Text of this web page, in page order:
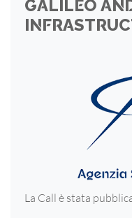
GALILEO
La Call è stata